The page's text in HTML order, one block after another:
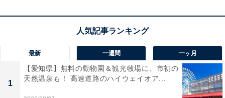
ア（パイオニア）の16cmカスタムフィットスピーカー
け継ぎ、カーボン含有IMCC振動板と高性能磁気回路を
搭載し、充実した応答性の高い音像を実現。いつもの車
内空間で豊かなハイレゾ音源の臨場感をそのまま再生で
きるのが嬉しいですね。
最新 一週間 一ヶ月
1
【愛知県】無料の動物園＆観光牧場に、市初の
天然温泉も！ 高速道路のハイウェイオア...